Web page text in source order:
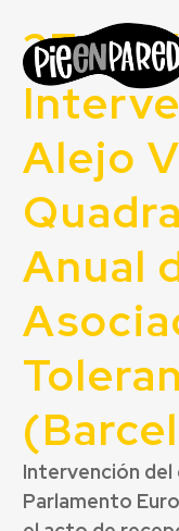
27/
Alejo
Anual
Intervención
Parlamento